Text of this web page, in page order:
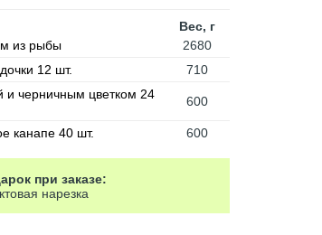
Вес, г
из рыбы
2680
12 шт.
710
и черничным цветком 24
600
канапе 40 шт. 600
при заказе:
нарезка